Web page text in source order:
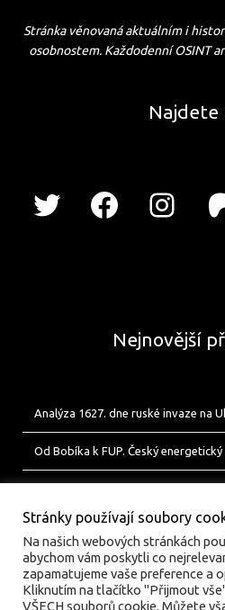
Stránka věnovaná aktuálním i
osobnostem. Každodenní OSINT
Najdete
Nejnovější
Analýza 1627. dne ruské invaze na
Od Bobíka k FUP. Český
Stránky používají soubory
Na našich webových stránkách
abychom vám poskytli co
zapamatujeme vaše preference a
Kliknutím na tlačítko "Přijmout
VŠECH souborů cookie. Můžete